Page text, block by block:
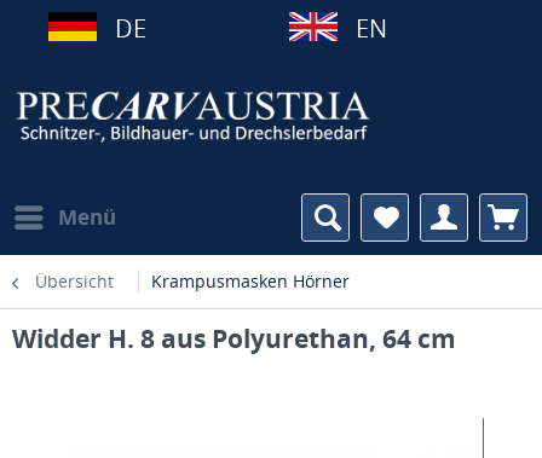
DE EN
Menü
Übersicht Krampusmasken Hörner
Widder H. 8 aus Polyurethan, 64 cm